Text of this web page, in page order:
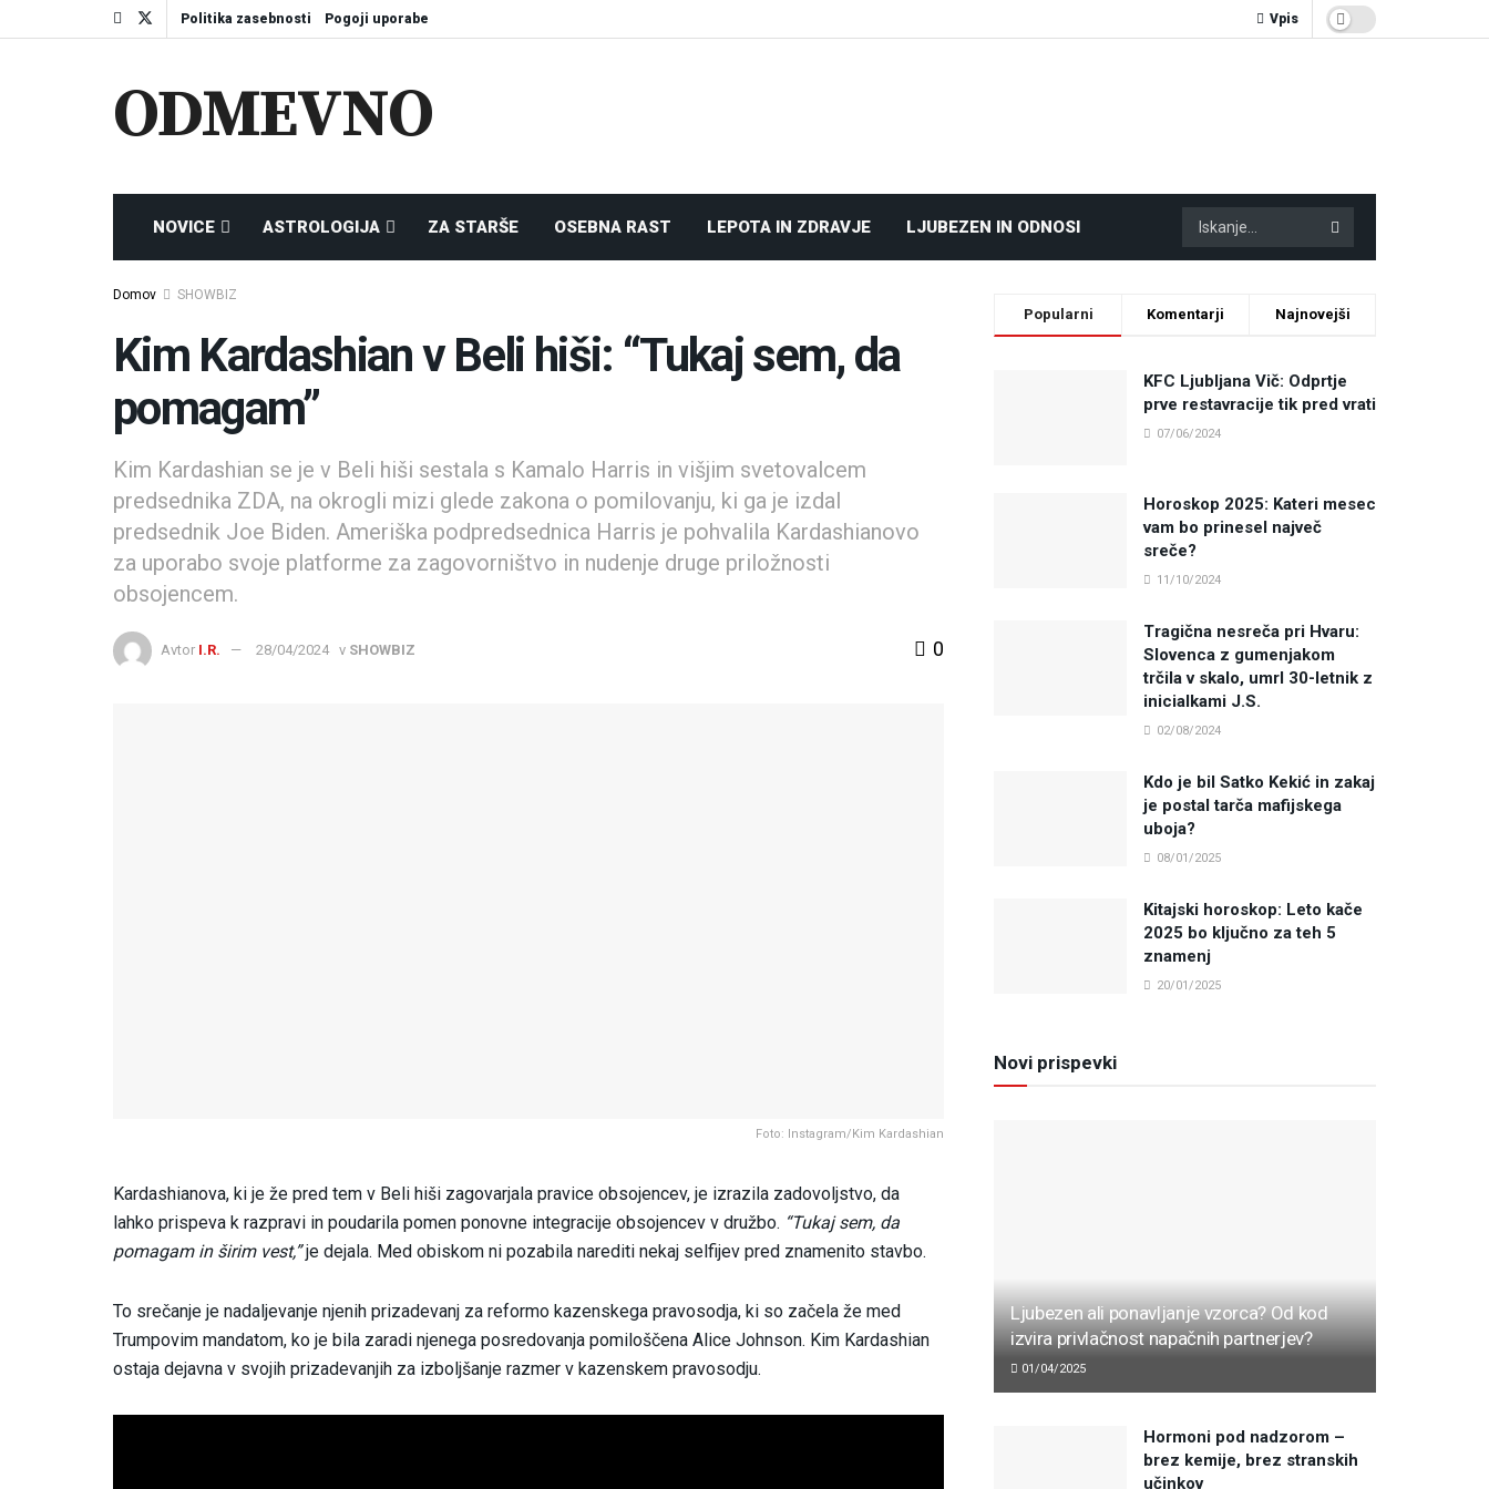
Politika zasebnosti Pogoji uporabe Vpis
ODMEVNO
NOVICE ASTROLOGIJA ZA STARŠE OSEBNA RAST LEPOTA IN ZDRAVJE LJUBEZEN IN ODNOSI
Domov SHOWBIZ
Kim Kardashian v Beli hiši: “Tukaj sem, da
pomagam”
Kim Kardashian se je v Beli hiši sestala s Kamalo Harris in višjim svetovalcem
predsednika ZDA, na okrogli mizi glede zakona o pomilovanju, ki ga je izdal
predsednik Joe Biden. Ameriška podpredsednica Harris je pohvalila Kardashianovo
za uporabo svoje platforme za zagovorništvo in nudenje druge priložnosti
obsojencem.
Avtor I.R. 28/04/2024 v SHOWBIZ 0
Foto: Instagram/Kim Kardashian
Kardashianova, ki je že pred tem v Beli hiši zagovarjala pravice obsojencev, je izrazila zadovoljstvo, da
lahko prispeva k razpravi in poudarila pomen ponovne integracije obsojencev v družbo. “Tukaj sem, da
pomagam in širim vest,”je dejala. Med obiskom ni pozabila narediti nekaj selfijev pred znamenito stavbo.
To srečanje je nadaljevanje njenih prizadevanj za reformo kazenskega pravosodja, ki so začela že med
Trumpovim mandatom, ko je bila zaradi njenega posredovanja pomiloščena Alice Johnson. Kim Kardashian
ostaja dejavna v svojih prizadevanjih za izboljšanje razmer v kazenskem pravosodju.
Popularni Komentarji Najnovejši
KFC Ljubljana Vič: Odprtje
prve restavracije tik pred vrati
07/06/2024
Horoskop 2025: Kateri mesec
vam bo prinesel največ
sreče?
11/10/2024
Tragična nesreča pri Hvaru:
Slovenca z gumenjakom
trčila v skalo, umrl 30-letnik z
inicialkami J.S.
02/08/2024
Kdo je bil Satko Kekić in zakaj
je postal tarča mafijskega
uboja?
08/01/2025
Kitajski horoskop: Leto kače
2025 bo ključno za teh 5
znamenj
20/01/2025
Novi prispevki
Ljubezen ali ponavljanje vzorca? Od kod
izvira privlačnost napačnih partnerjev?
01/04/2025
Hormoni pod nadzorom –
brez kemije, brez stranskih
učinkov